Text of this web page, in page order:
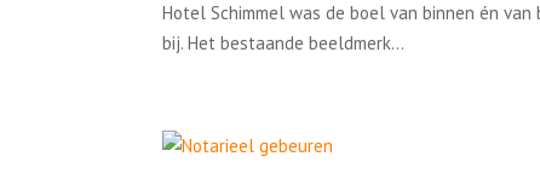
Hotel Schimmel was de boel van binnen én
bij. Het bestaande beeldmerk...